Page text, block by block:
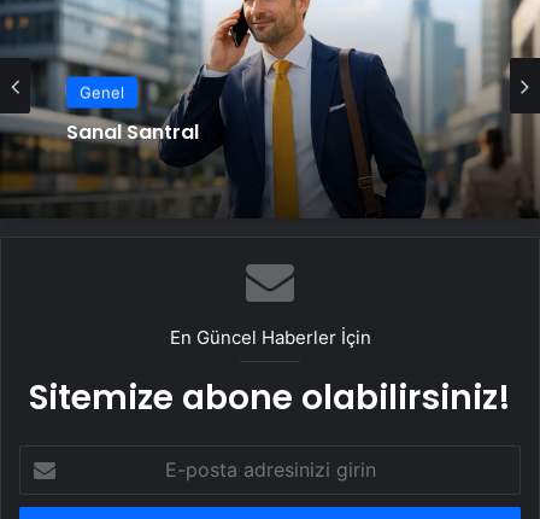
Genel
Sanal Santral
En Güncel Haberler İçin
Sitemize abone olabilirsiniz!
posta
adresinizi